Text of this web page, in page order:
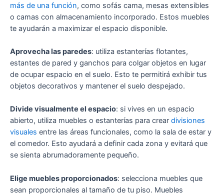
más de una función, como sofás cama, mesas extensibles
o camas con almacenamiento incorporado. Estos muebles
te ayudarán a maximizar el espacio disponible.
Aprovecha las paredes: utiliza estanterías flotantes,
estantes de pared y ganchos para colgar objetos en lugar
de ocupar espacio en el suelo. Esto te permitirá exhibir tus
objetos decorativos y mantener el suelo despejado.
Divide visualmente el espacio: si vives en un espacio
abierto, utiliza muebles o estanterías para crear divisiones
visuales entre las áreas funcionales, como la sala de estar y
el comedor. Esto ayudará a definir cada zona y evitará que
se sienta abrumadoramente pequeño.
Elige muebles proporcionados: selecciona muebles que
sean proporcionales al tamaño de tu piso. Muebles